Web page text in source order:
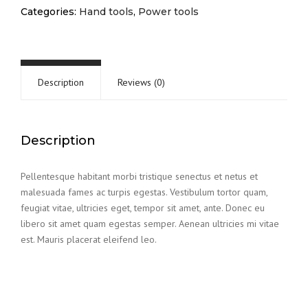
Categories: Hand tools, Power tools
Description Reviews (0)
Description
Pellentesque habitant morbi tristique senectus et netus et
malesuada fames ac turpis egestas. Vestibulum tortor quam,
feugiat vitae, ultricies eget, tempor sit amet, ante. Donec eu
libero sit amet quam egestas semper. Aenean ultricies mi vitae
est. Mauris placerat eleifend leo.